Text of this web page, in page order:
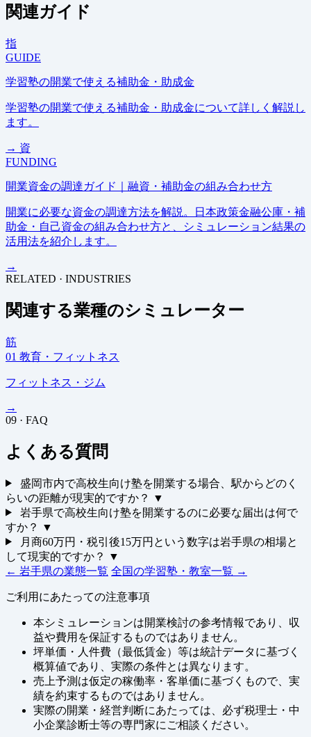
関連ガイド
指
GUIDE
学習塾の開業で使える補助金・助成金
学習塾の開業で使える補助金・助成金について詳しく解説し
ます。
→ 資
FUNDING
開業資金の調達ガイド｜融資・補助金の組み合わせ方
開業に必要な資金の調達方法を解説。日本政策金融公庫・補
助金・自己資金の組み合わせ方と、シミュレーション結果の
活用法を紹介します。
→
RELATED · INDUSTRIES
関連する業種のシミュレーター
筋
01 教育・フィットネス
フィットネス・ジム
→
09 · FAQ
よくある質問
盛岡市内で高校生向け塾を開業する場合、駅からどのく
らいの距離が現実的ですか？
▼
岩手県で高校生向け塾を開業するのに必要な届出は何で
すか？
▼
月商60万円・税引後15万円という数字は岩手県の相場と
して現実的ですか？
▼
← 岩手県の業態一覧 全国の学習塾・教室一覧 →
ご利用にあたっての注意事項
本シミュレーションは開業検討の参考情報であり、収
益や費用を保証するものではありません。
坪単価・人件費（最低賃金）等は統計データに基づく
概算値であり、実際の条件とは異なります。
売上予測は仮定の稼働率・客単価に基づくもので、実
績を約束するものではありません。
実際の開業・経営判断にあたっては、必ず税理士・中
小企業診断士等の専門家にご相談ください。